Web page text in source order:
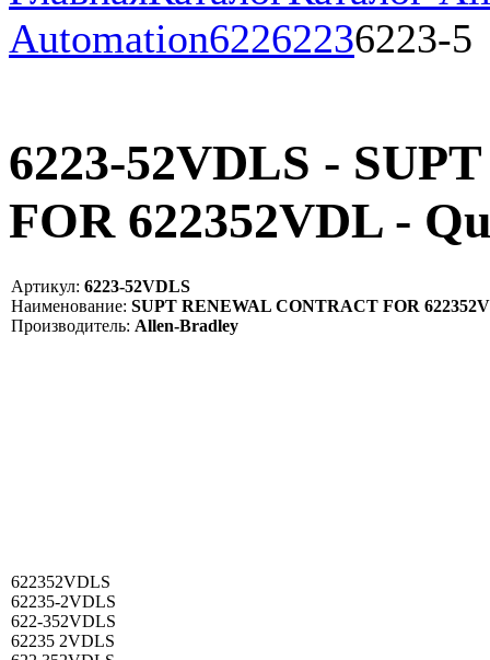
Automation62262236223-5
6223-52VDLS -
FOR 622352VDL -
Артикул: 6223-52VDLS
Наименование: SUPT RENEWAL CONTRACT FOR
Производитель: Allen-Bradley
622352VDLS
62235-2VDLS
622-352VDLS
62235 2VDLS